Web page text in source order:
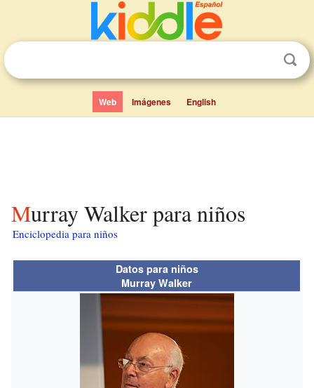
Web Imágenes English
Murray Walker para niños
Enciclopedia para niños
Datos para niños
Murray Walker